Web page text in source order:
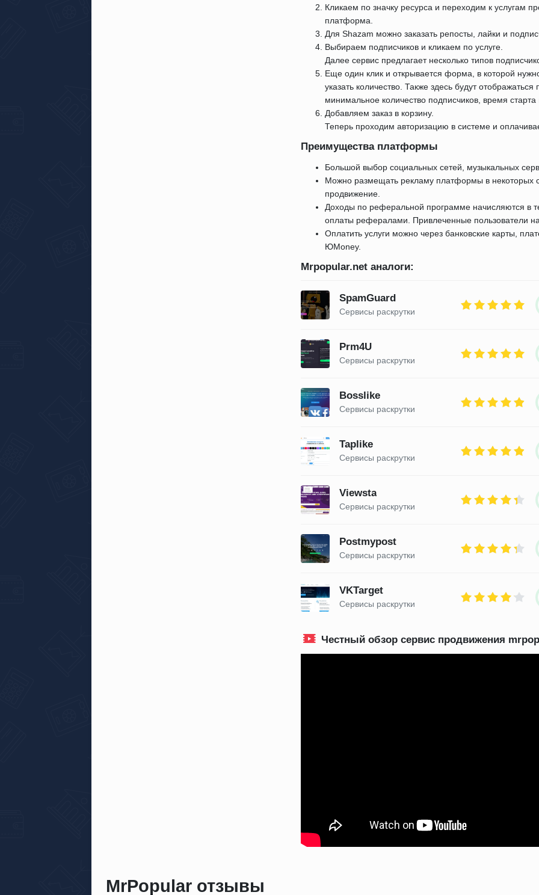
Кликаем по значку ресурса и переходим к услугам
платформа.
Для Shazam можно заказать репосты, лайки и
Выбираем подписчиков и кликаем по услуге.
Далее сервис предлагает несколько типов
Еще один клик и открывается форма, в которой
указать количество. Также здесь будут
минимальное количество подписчиков, время
Добавляем заказ в корзину.
Теперь проходим авторизацию в системе и
Преимущества платформы
Большой выбор социальных сетей, музыкальных
Можно размещать рекламу платформы в некоторых
продвижение.
Доходы по реферальной программе начисляются в
оплаты рефералами. Привлеченные пользователи
Оплатить услуги можно через банковские карты,
ЮMoney.
Mrpopular.net аналоги:
SpamGuard
Сервисы раскрутки
Prm4U
Сервисы раскрутки
Bosslike
Сервисы раскрутки
Taplike
Сервисы раскрутки
Viewsta
Сервисы раскрутки
Postmypost
Сервисы раскрутки
VKTarget
Сервисы раскрутки
Честный обзор сервис продвижения
MrPopular отзывы